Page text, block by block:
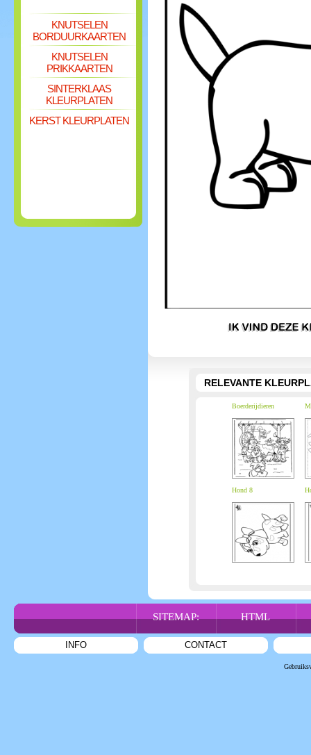
KNUTSELEN
BORDUURKAARTEN
KNUTSELEN
PRIKKAARTEN
SINTERKLAAS
KLEURPLATEN
KERST KLEURPLATEN
RELEVANTE
Boerderijdieren
Hond 8
SITEMAP: HTML
INFO CONTACT